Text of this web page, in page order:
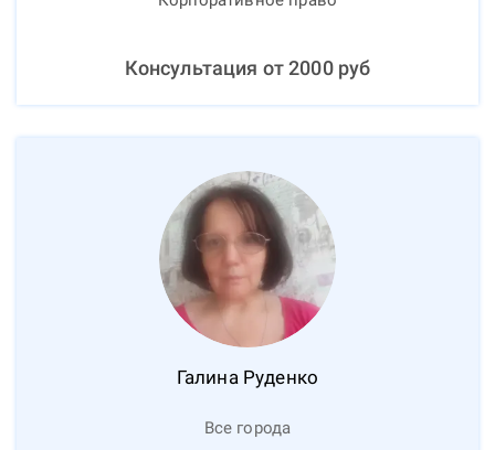
Консультация от2000руб
Галина Руденко
Все города